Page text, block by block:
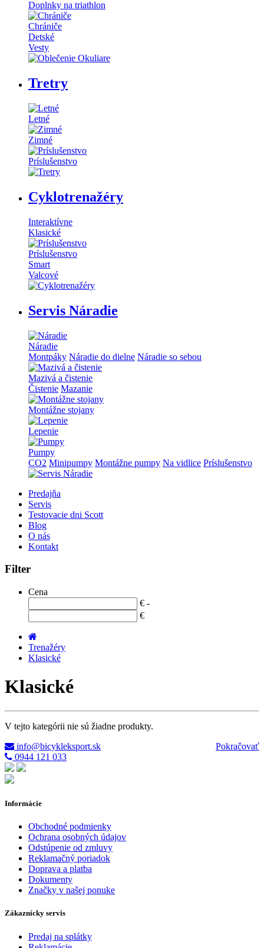
Doplnky na triathlon
Chrániče
Detské
Vesty
Tretry
Letné
Zimné
Príslušenstvo
Cyklotrenažéry
Interaktívne
Klasické
Príslušenstvo
Smart
Valcové
Servis Náradie
Náradie
Montpáky Náradie do dielne Náradie so sebou
Mazivá a čistenie
Čistenie Mazanie
Montážne stojany
Lepenie
Pumpy
CO2 Minipumpy Montážne pumpy Na vidlice Príslušenstvo
Predajňa
Servis
Testovacie dni Scott
Blog
O nás
Kontakt
Filter
Cena
€ -
€
Trenažéry
Klasické
Klasické
V tejto kategórii nie sú žiadne produkty.
Pokračovať
info@bicykleksport.sk
0944 121 033
Informácie
Obchodné podmienky
Ochrana osobných údajov
Odstúpenie od zmluvy
Reklamačný poriadok
Doprava a platba
Dokumenty
Značky v našej ponuke
Zákaznícky servis
Predaj na splátky